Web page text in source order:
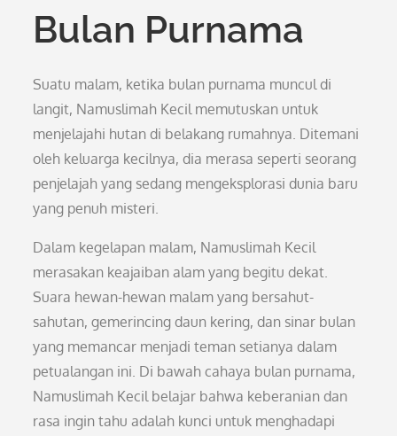
Bulan Purnama
Suatu malam, ketika bulan purnama muncul di
langit, Namuslimah Kecil memutuskan untuk
menjelajahi hutan di belakang rumahnya. Ditemani
oleh keluarga kecilnya, dia merasa seperti seorang
penjelajah yang sedang mengeksplorasi dunia baru
yang penuh misteri.
Dalam kegelapan malam, Namuslimah Kecil
merasakan keajaiban alam yang begitu dekat.
Suara hewan-hewan malam yang bersahut-
sahutan, gemerincing daun kering, dan sinar bulan
yang memancar menjadi teman setianya dalam
petualangan ini. Di bawah cahaya bulan purnama,
Namuslimah Kecil belajar bahwa keberanian dan
rasa ingin tahu adalah kunci untuk menghadapi